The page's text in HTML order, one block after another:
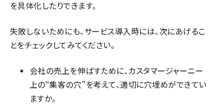
を具体化したりできます。
失敗しないためにも、サービス導入時には、次にあげるこ
とをチェックしてみてください。
会社の売上を伸ばすために、カスタマージャーニー
上の“集客の穴”を考えて、適切に穴埋めができてい
ますか。